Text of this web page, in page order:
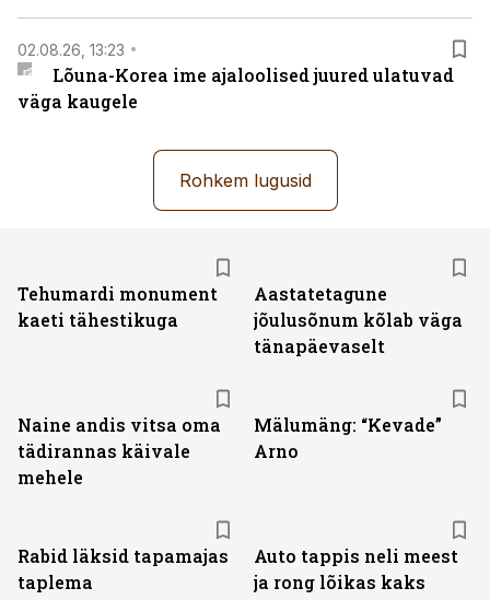
02.08.26, 13:23
Lõuna-Korea ime ajaloolised juured ulatuvad
väga kaugele
Rohkem lugusid
Tehumardi monument
kaeti tähestikuga
Aastatetagune
jõulusõnum kõlab väga
tänapäevaselt
Naine andis vitsa oma
tädirannas käivale
mehele
Mälumäng: “Kevade”
Arno
Rabid läksid tapamajas
taplema
Auto tappis neli meest
ja rong lõikas kaks